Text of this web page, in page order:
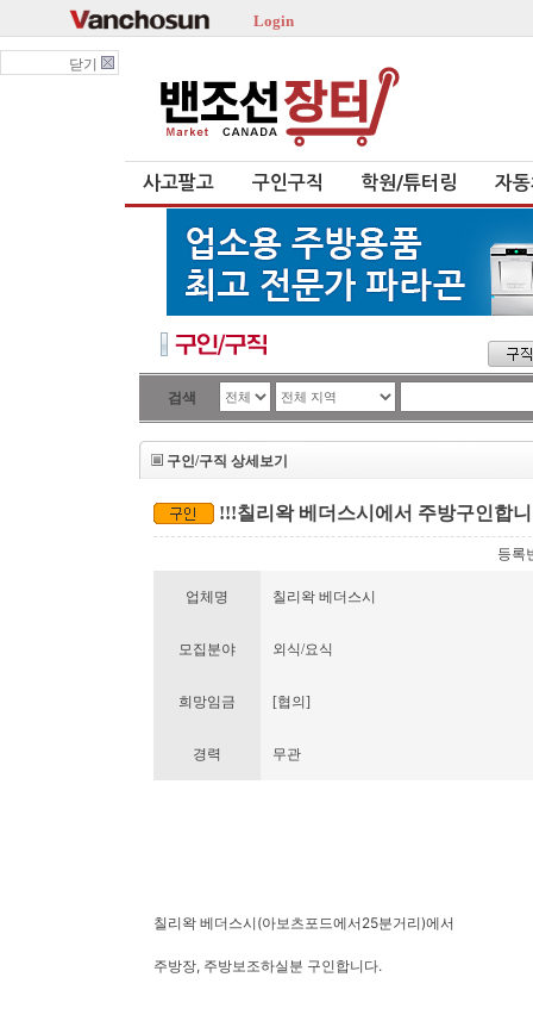
Login
닫기
사고팔고 구인구직 학원/튜터링 자
검색
구인/구직 상세보기
!!!칠리왁 베더스시에서 주방구인합
등록
업체명 칠리왁 베더스시
모집분야 외식/요식
희망임금 [협의]
경력 무관
칠리왁 베더스시(아보츠포드에서25분거리)에서
주방장, 주방보조하실분 구인합니다.